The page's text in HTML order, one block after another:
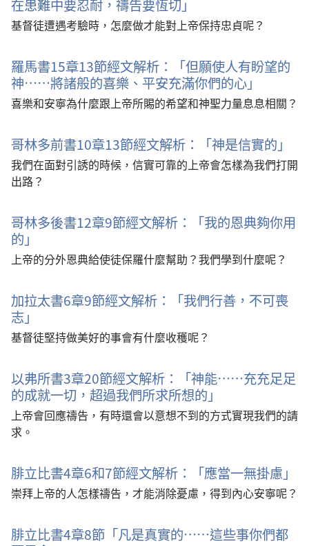
在患難中要忍耐，禱告要恆切」
基督徒遭遇考驗時，怎麼做才能對上帝保持忠貞呢？
羅馬書15章13節經文解析：「但願使人有盼望的
神……將諸般的喜樂、平安充滿你們的心」
喜樂和安寧為什麼跟上帝所賜的希望和神聖力量息息相關？
哥林多前書10章13節經文解析：「神是信實的」
我們在面對引誘的時候，信實可靠的上帝會怎樣為我們打開
出路？
哥林多後書12章9節經文解析：「我的恩典夠你用
的」
上帝的分外恩典給使徒保羅什麼幫助？我們學到什麼呢？
加拉太書6章9節經文解析：「我們行善，不可喪
志」
基督徒堅持做美好的事會有什麼收穫呢？
以弗所書3章20節經文解析：「神能……充充足足
的成就一切，超過我們所求所想的」
上帝會回應禱告，有時還會以意想不到的方式實現我們的請
求。
腓立比書4章6和7節經文解析：「應當一無掛慮」
崇拜上帝的人怎樣禱告，才能消除憂慮，得到內心安寧呢？
腓立比書4章8節「凡是真實的……這些事你們都